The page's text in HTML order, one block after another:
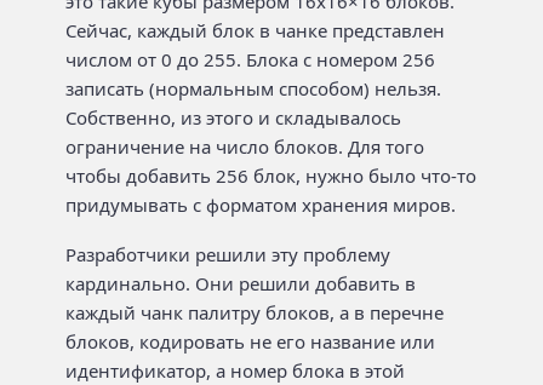
Сейчас, каждый блок в чанке представлен
числом от 0 до 255. Блока с номером 256
записать (нормальным способом) нельзя.
Собственно, из этого и складывалось
ограничение на число блоков. Для того
чтобы добавить 256 блок, нужно было что-то
придумывать с форматом хранения миров.
Разработчики решили эту проблему
кардинально. Они решили добавить в
каждый чанк палитру блоков, а в перечне
блоков, кодировать не его название или
идентификатор, а номер блока в этой